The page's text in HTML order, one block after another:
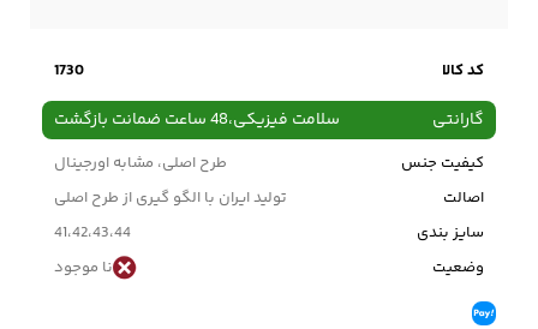
کد کالا 1730
گارانتی سلامت فیزیکی،48 ساعت ضمانت بازگشت
کیفیت جنس
طرح اصلی، مشابه اورجینال
اصالت
تولید ایران با الگو گیری از طرح اصلی
سایز بندی
41،42،43،44
وضعیت
نا موجود